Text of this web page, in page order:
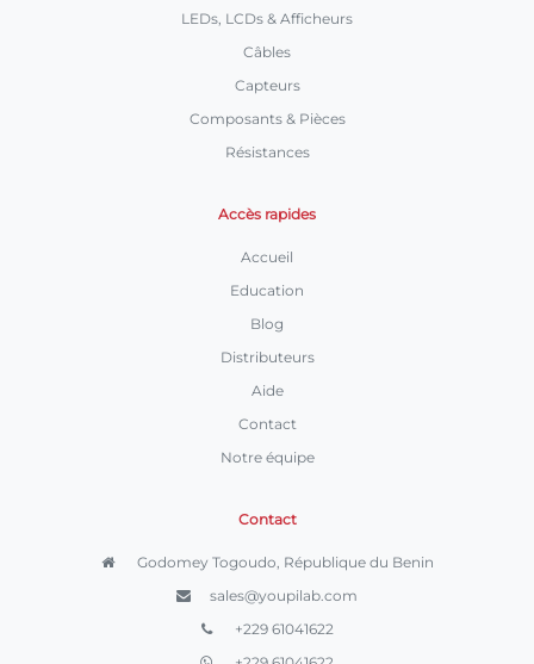
LEDs, LCDs & Afficheurs
Câbles
Capteurs
Composants & Pièces
Résistances
Accès rapides
Accueil
Education
Blog
Distributeurs
Aide
Contact
Notre équipe
Contact
Godomey Togoudo, République du Benin
sales@youpilab.com
+229 61041622